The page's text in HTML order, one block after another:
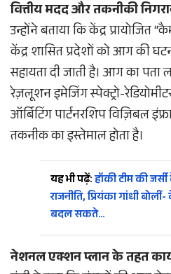
वित्तीय मदद और तकनीकी
उन्होंने बताया कि केंद्र प्रायोजित
केंद्र शासित प्रदेशों को आग की
सहायता दी जाती है। आग का पता
रेज़लूशन इमेजिंग स्पेक्ट्रो-
ऑर्बिटिंग पार्टनरशिप विज़िबल
तकनीक का इस्तेमाल होता है।
यह भी पढ़ें:हॉकी टीम की
राजनीति, प्रियंका गांधी
बदल सकते…
नेशनल एक्शन प्लान के तहत